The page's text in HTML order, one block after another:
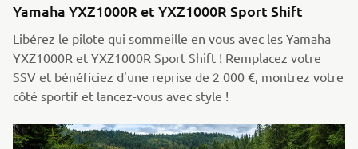
Yamaha YXZ1000R et YXZ1000R Sport Shift
Libérez le pilote qui sommeille en vous avec les Yamaha
YXZ1000R et YXZ1000R Sport Shift ! Remplacez votre
SSV et bénéficiez d'une reprise de 2 000 €, montrez votre
côté sportif et lancez-vous avec style !